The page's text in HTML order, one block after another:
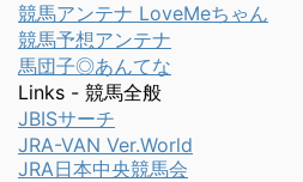
競馬アンテナ LoveMeちゃん
競馬予想アンテナ
馬団子◎あんてな
Links - 競馬全般
JBISサーチ
JRA-VAN Ver.World
JRA日本中央競馬会